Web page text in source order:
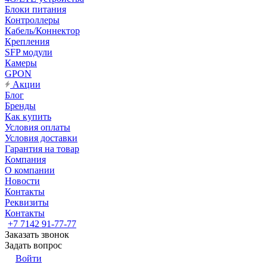
Блоки питания
Контроллеры
Кабель/Коннектор
Крепления
SFP модули
Камеры
GPON
Акции
Блог
Бренды
Как купить
Условия оплаты
Условия доставки
Гарантия на товар
Компания
О компании
Новости
Контакты
Реквизиты
Контакты
+7 7142 91-77-77
Заказать звонок
Задать вопрос
Войти